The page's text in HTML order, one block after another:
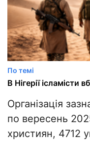
По темі
В Нігерії ісламісти
Організація
по вересень
християн, 4712